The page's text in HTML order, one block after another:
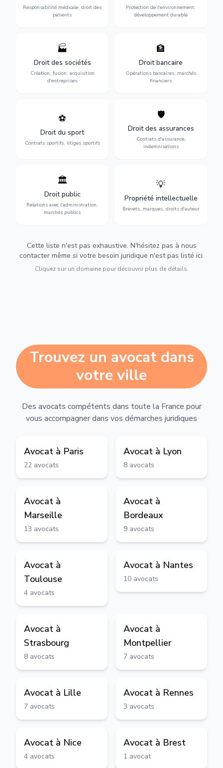
Responsabilité médicale, droit des
patients
des praticiens et
indemnisation.
Protection de l'environnement,
développement durable
environnementale, litiges et
développement durable.
🏭
Droit des sociétés
Création, fusion, acquisition
d'entreprises
Structuration de votre
société : création, fusion-
acquisition, gouvernance et
restructuration.
🏦
Droit bancaire
Opérations bancaires, marchés
financiers
Gestion de vos opérations
financières : contentieux
bancaire, investissements et
régulation.
⚽
Droit du sport
Contrats sportifs, litiges sportifs
Expertise en droit sportif :
transferts, sponsoring et
contentieux.
🛡️
Droit des assurances
Contrats d'assurance,
indemnisations
Défense de vos intérêts :
contrats d'assurance,
sinistres et indemnisations
optimales.
🏛️
Droit public
Relations avec l'administration,
marchés publics
Gestion de vos relations
avec l'administration :
marchés publics,
urbanisme et contentieux.
💡
Propriété intellectuelle
Brevets, marques, droits d'auteur
Protection de vos créations
d'auteur et lutte contre la
contrefaçon.
Cette liste n'est pas exhaustive. N'hésitez pas à nous
contacter même si votre besoin juridique n'est pas listé ici.
Cliquez sur un domaine pour découvrir plus de détails.
Trouvez un avocat dans
votre ville
Des avocats compétents dans toute la France pour
vous accompagner dans vos démarches juridiques
Avocat à Paris
22 avocats
Avocat à Lyon
8 avocats
Avocat à
Marseille
13 avocats
Avocat à
Bordeaux
9 avocats
Avocat à
Toulouse
4 avocats
Avocat à Nantes
10 avocats
Avocat à
Strasbourg
8 avocats
Avocat à
Montpellier
7 avocats
Avocat à Lille
7 avocats
Avocat à Rennes
3 avocats
Avocat à Nice
4 avocats
Avocat à Brest
1 avocat